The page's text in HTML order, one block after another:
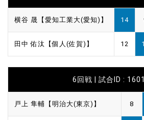
横谷 晟【愛知工業大(愛知)】 14
田中 佑汰【個人(佐賀)】 12
6回戦 | 試合ID :
戸上 隼輔【明治大(東京)】 8